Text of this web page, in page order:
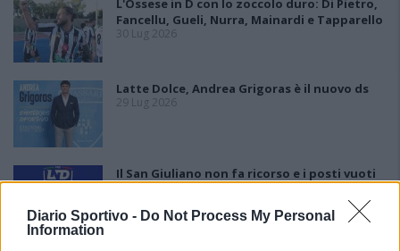
Diario Sportivo - Do Not Process My Personal
Information
L'Ossese in D con lo zoccolo duro: Di Pietro,
Fancellu, Gueli, Nurra, Mainardi e Tapparello
30 Lug 2026
Latte Dolce, Andrea Grigoras è il nuovo ds
29 Lug 2026
Il San Giuliano non fa ricorso e i posti vuoti
24 Lug 2026